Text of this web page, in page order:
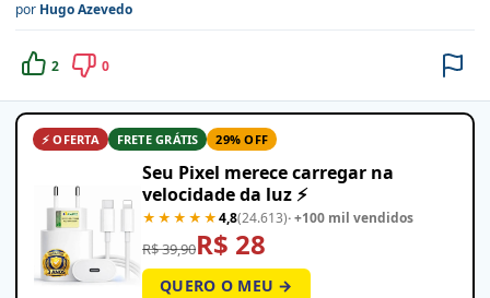
por Hugo Azevedo
2 0
⚡ OFERTA FRETE GRÁTIS 29% OFF
Seu Pixel merece carregar na
velocidade da luz ⚡
★★★★★4,8(24.613)· +100 mil vendidos
R$ 39,90R$ 28
QUERO O MEU →